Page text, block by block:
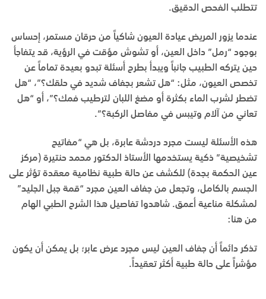
تتطلب الفحص الدقيق.
عندما يزور المريض عيادة العيون شاكياً من حرقان مستمر، إحساس
بوجود “رمل” داخل العين، أو تشوش مؤقت في الرؤية، قد يتفاجأ
حين يتركه الطبيب جانباً ويبدأ بطرح أسئلة تبدو بعيدة تماماً عن
تخصص العيون، مثل: “هل تشعر بجفاف شديد في حلقك؟”، “هل
تضطر لشرب الماء بكثرة أو مضغ اللبان لترطيب فمك؟”، أو “هل
تعاني من آلام وتيبس في مفاصل الركبة؟”.
هذه الأسئلة ليست مجرد دردشة عابرة، بل هي “مفاتيح
تشخيصية” ذكية يستخدمها
الأستاذ الدكتور محمد حنتيرة (مركز
عين الحكمة بجدة) للكشف عن حالة طبية نظامية معقدة تؤثر على
الجسم بالكامل، وتجعل من جفاف العين مجرد “قمة جبل الجليد”
لمشكلة مناعية أعمق. شاهدوا تفاصيل هذا الشرح الطبي الهام
من هنا:
تذكر دائماً أن جفاف العين ليس مجرد عرض عابر؛ بل يمكن أن يكون
مؤشراً على حالة طبية أكثر تعقيداً.